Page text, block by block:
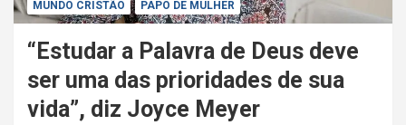
MUNDO CRISTÃO PAPO DE MULHER
“Estudar a Palavra de Deus deve
ser uma das prioridades de sua
vida”, diz Joyce Meyer